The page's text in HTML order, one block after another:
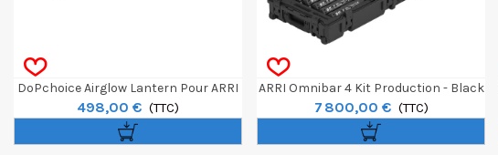
DoPchoice Airglow Lantern Pour ARRI
Omnibar 4
498,00 € (TTC)
ARRI Omnibar 4 Kit Production - Black
7 800,00 € (TTC)